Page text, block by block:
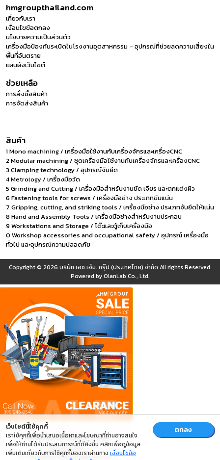
hmgroupthailand.com
เกี่ยวกับเรา
เงื่อนไขข้อตกลง
นโยบายความเป็นส่วนตัว
เครื่องมือป้องกันระเบิดในโรงงานอุตสาหกรรม – อุปกรณ์ที่ช่วยลดความเสี่ยงใน
พื้นที่อันตราย
แผนผังเว็บไซต์
ช่วยเหลือ
การสั่งซื้อสินค้า
การจัดส่งสินค้า
สินค้า
1 Mono machining / เครื่องมือใช้งานกับเครื่องจักรและเครื่องCNC
2 Modular machining / ชุดเครื่องมือใช้งานกับเครื่องจักรและเครื่องCNC
3 Clamping technology / อุปกรณ์จับยึด
4 Metrology / เครื่องมือวัด
5 Grinding and Cutting / เครื่องมือสำหรับงานขัด เจียร และตกแต่งผิว
6 Fastening tools for screws / เครื่องมือช่าง ประเภทขันแน่น
7 Gripping, cutting, and striking tools / เครื่องมือช่าง ประเภทจับยึดให้แน่น
8 Hand and Assembly Tools / เครื่องมือช่างสำหรับงานประกอบ
9 Workstations and Storage / โต๊ะและตู้เก็บเครื่องมือ
0 Workshop accessories and occupational safety / อุปกรณ์ เครื่องมือ
ทั่วไป และอุปกรณ์ความปลอดภัย
Copyright © 2026 บริษัท เอช.เอ็ม. กรุ๊ป (ประเทศไทย) จำกัด All rights Reserved.
Powered byOlanLab Co., Ltd.
เว็บไซต์นี้ใช้คุกกี้
เราใช้คุกกี้เพื่อนำเสนอเนื้อหาและโฆษณาที่ท่านอาจสนใจ
เพื่อให้ท่านได้รับประสบการณ์ที่ดียิ่งขึ้น คลิกเพื่อดูข้อมูล
เพิ่มเติมเกี่ยวกับการใช้คุกกี้ของเราผ่านทาง เงื่อนไขข้อ
ตกลง